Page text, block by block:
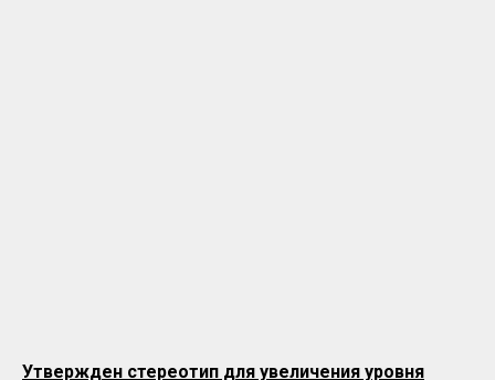
Утвержден стереотип для увеличения уровня